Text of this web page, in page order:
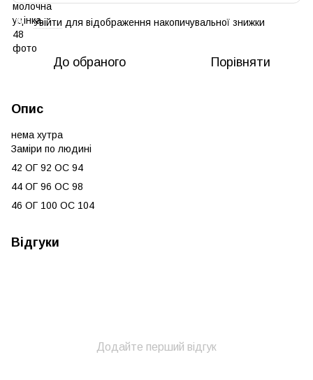
% Увійти для відображення накопичувальної знижки
До обраного Порівняти
Опис
нема хутра
Заміри по людині
42 ОГ 92 ОС 94
44 ОГ 96 ОС 98
46 ОГ 100 ОС 104
Відгуки
Додайте перший відгук